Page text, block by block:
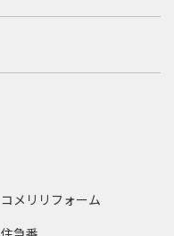
コメリリフォーム